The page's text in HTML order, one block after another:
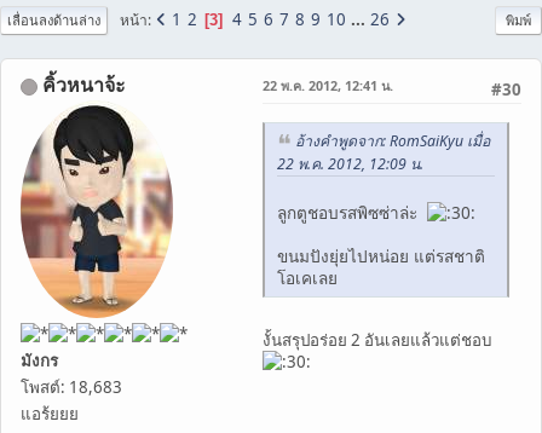
พิมพ์
เลื่อนลงด้านล่าง หน้า 1 2 3 4 5 6 7 8 9 10 ... 26
คิ้วหนาจ้ะ
มังกร
โพสต์: 18,683
แอร้ยยย
#30
22 พ.ค. 2012, 12:41 น.
อ้างคำพูดจาก: RomSaiKyu เมื่อ
22 พ.ค. 2012, 12:09 น.
ลูกตูชอบรสพิซซ่าล่ะ
ขนมปังยุ่ยไปหน่อย แต่รสชาติ
โอเคเลย
งั้นสรุปอร่อย 2 อันเลยแล้วแต่ชอบ